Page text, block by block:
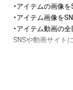
・アイテムの画像
・アイテム画像を
・アイテム動画の
SNSや動画サイト
・アイテムの画像